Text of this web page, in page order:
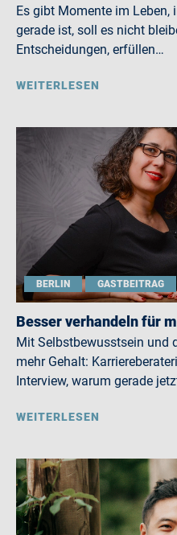
Es gibt Momente im Leben,
gerade ist, soll es nicht
Entscheidungen, erfüllen…
WEITERLESEN
BERLIN GASTBEITRAG
Besser verhandeln für
Mit Selbstbewusstsein und
mehr Gehalt:
Interview, warum gerade
WEITERLESEN